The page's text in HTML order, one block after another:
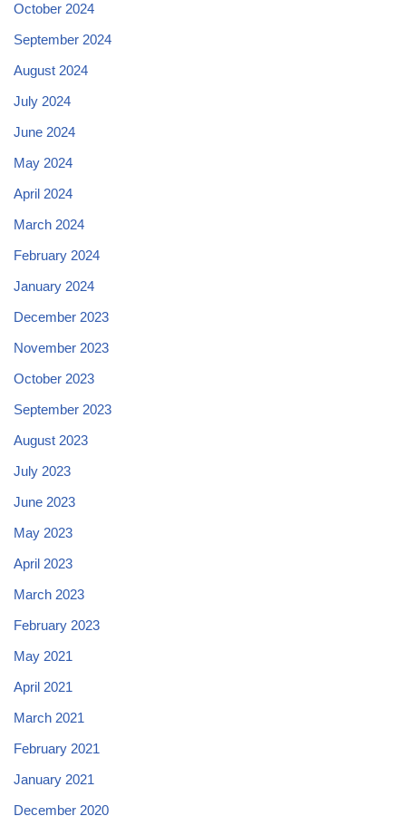
October 2024
September 2024
August 2024
July 2024
June 2024
May 2024
April 2024
March 2024
February 2024
January 2024
December 2023
November 2023
October 2023
September 2023
August 2023
July 2023
June 2023
May 2023
April 2023
March 2023
February 2023
May 2021
April 2021
March 2021
February 2021
January 2021
December 2020